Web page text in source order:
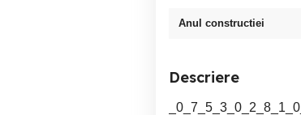
Anul constructiei
Descriere